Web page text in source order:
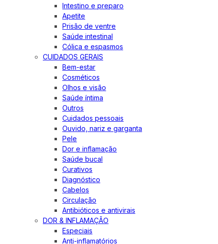
Intestino e preparo
Apetite
Prisão de ventre
Saúde intestinal
Cólica e espasmos
CUIDADOS GERAIS
Bem-estar
Cosméticos
Olhos e visão
Saúde íntima
Outros
Cuidados pessoais
Ouvido, nariz e garganta
Pele
Dor e inflamação
Saúde bucal
Curativos
Diagnóstico
Cabelos
Circulação
Antibióticos e antivirais
DOR & INFLAMAÇÃO
Especiais
Anti-inflamatórios